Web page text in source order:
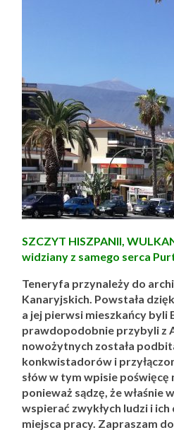
SZCZYT HISZPANII,
widziany z samego serca
Teneryfa przynależy do
Kanaryjskich. Powstała
a jej pierwsi mieszkańcy byli
prawdopodobnie przybyli z
nowożytnych została
konkwistadorów i
słów w tym wpisie
ponieważ sądzę, że właśnie
wspierać zwykłych ludzi i
miejsca pracy. Zapraszam